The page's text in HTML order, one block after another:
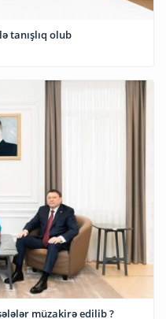
tanışlıq olub
müzakirə edilib ?